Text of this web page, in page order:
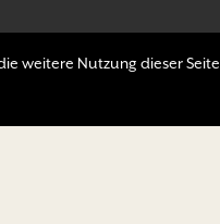
weitere Nutzung dieser Seite